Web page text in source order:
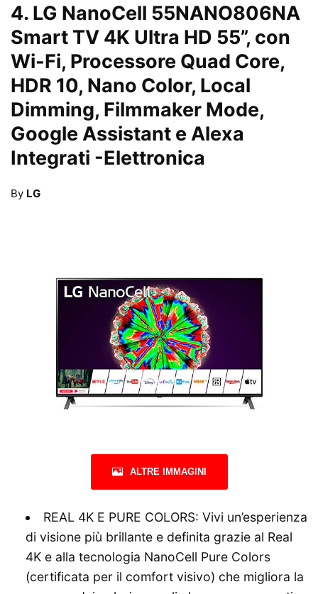
4. LG NanoCell 55NANO806NA
Smart TV 4K Ultra HD 55”, con
Wi-Fi, Processore Quad Core,
HDR 10, Nano Color, Local
Dimming, Filmmaker Mode,
Google Assistant e Alexa
Integrati -Elettronica
By LG
ALTRE IMMAGINI
REAL 4K E PURE COLORS: Vivi un’esperienza
di visione più brillante e definita grazie al Real
4K e alla tecnologia NanoCell Pure Colors
(certificata per il comfort visivo) che migliora la